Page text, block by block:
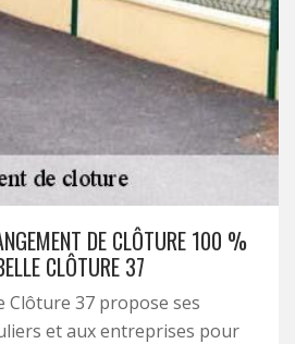
DE CLÔTURE 100 %
CLÔTURE 37
Clôture 37 propose ses
et aux entreprises pour